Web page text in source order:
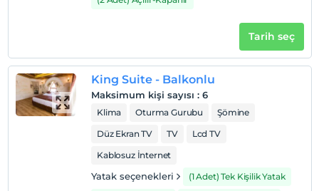
Tarih seç
King Suite - Balkonlu
Maksimum kişi sayısı : 6
Klima Oturma Gurubu
Şömine
Düz Ekran TV
TV
Lcd TV
Kablosuz İnternet
Yatak seçenekleri (1 Adet) Tek Kişilik Yatak